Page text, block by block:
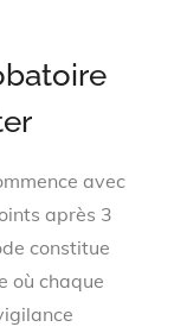
avec
après 3
constitue
où chaque